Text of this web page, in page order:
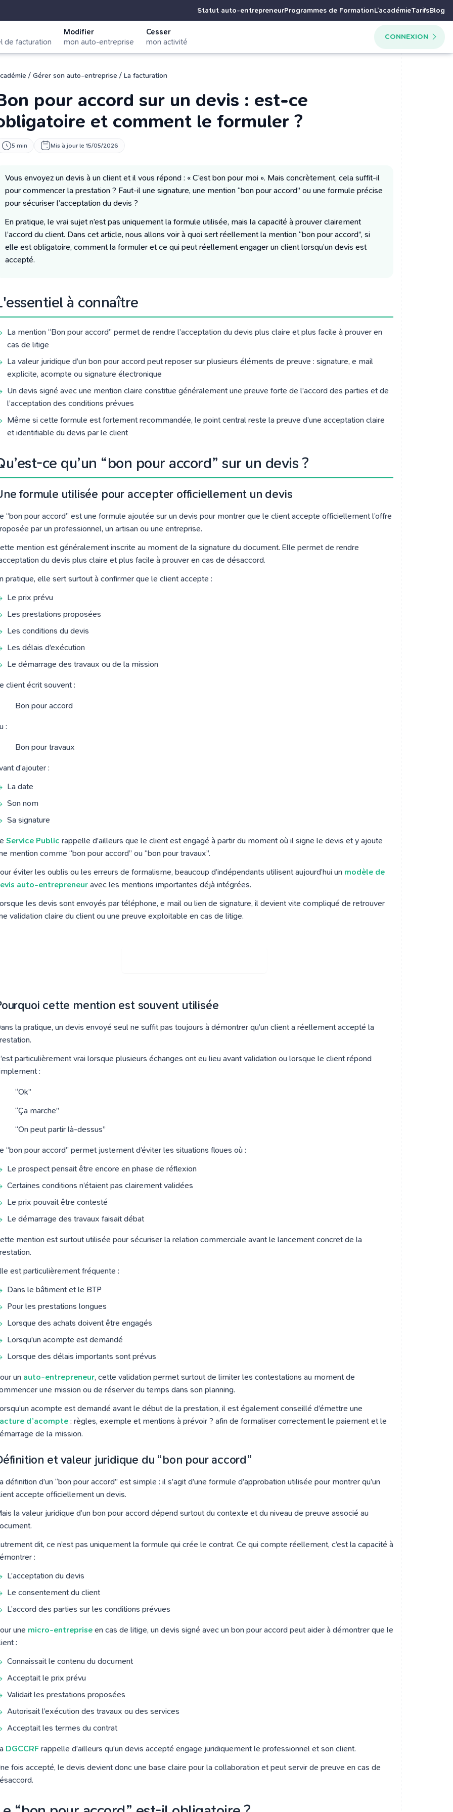
Statut auto-entrepreneurProgrammes de FormationL’académieTarifsBlog
de facturation
Modifier
mon auto-entreprise
Cesser
mon activité
CONNEXION
/ Gérer son auto-entreprise / La facturation
pour accord sur un devis : est-ce
et comment le formuler ?
5 min Mis à jour le 15/05/2026
Vous envoyez un devis à un client et il vous répond : « C’est bon pour moi ». Mais concrètement, cela suffit-il
pour commencer la prestation ? Faut-il une signature, une mention “bon pour accord” ou une formule précise
pour sécuriser l’acceptation du devis ?
En pratique, le vrai sujet n’est pas uniquement la formule utilisée, mais la capacité à prouver clairement
l’accord du client. Dans cet article, nous allons voir à quoi sert réellement la mention “bon pour accord”, si
elle est obligatoire, comment la formuler et ce qui peut réellement engager un client lorsqu’un devis est
accepté.
à connaître
La mention “Bon pour accord” permet de rendre l’acceptation du devis plus claire et plus facile à prouver en
cas de litige
La valeur juridique d’un bon pour accord peut reposer sur plusieurs éléments de preuve : signature, e mail
explicite, acompte ou signature électronique
Un devis signé avec une mention claire constitue généralement une preuve forte de l’accord des parties et de
l’acceptation des conditions prévues
Même si cette formule est fortement recommandée, le point central reste la preuve d’une acceptation claire
et identifiable du devis par le client
ce qu’un “bon pour accord” sur un devis ?
formule utilisée pour accepter officiellement un devis
“bon pour accord” est une formule ajoutée sur un devis pour montrer que le client accepte officiellement l’offre
par un professionnel, un artisan ou une entreprise.
mention est généralement inscrite au moment de la signature du document. Elle permet de rendre
du devis plus claire et plus facile à prouver en cas de désaccord.
pratique, elle sert surtout à confirmer que le client accepte :
Le prix prévu
Les prestations proposées
Les conditions du devis
Les délais d’exécution
Le démarrage des travaux ou de la mission
client écrit souvent :
Bon pour accord
:
Bon pour travaux
d’ajouter :
La date
Son nom
Sa signature
Service Public rappelle d’ailleurs que le client est engagé à partir du moment où il signe le devis et y ajoute
mention comme “bon pour accord” ou “bon pour travaux”.
éviter les oublis ou les erreurs de formalisme, beaucoup d’indépendants utilisent aujourd’hui un modèle de
auto-entrepreneur avec les mentions importantes déjà intégrées.
les devis sont envoyés par téléphone, e mail ou lien de signature, il devient vite compliqué de retrouver
validation claire du client ou une preuve exploitable en cas de litige.
cette mention est souvent utilisée
la pratique, un devis envoyé seul ne suffit pas toujours à démontrer qu’un client a réellement accepté la
particulièrement vrai lorsque plusieurs échanges ont eu lieu avant validation ou lorsque le client répond
:
“Ok”
“Ça marche”
“On peut partir là-dessus”
“bon pour accord” permet justement d’éviter les situations floues où :
Le prospect pensait être encore en phase de réflexion
Certaines conditions n’étaient pas clairement validées
Le prix pouvait être contesté
Le démarrage des travaux faisait débat
mention est surtout utilisée pour sécuriser la relation commerciale avant le lancement concret de la
est particulièrement fréquente :
Dans le bâtiment et le BTP
Pour les prestations longues
Lorsque des achats doivent être engagés
Lorsqu’un acompte est demandé
Lorsque des délais importants sont prévus
un auto-entrepreneur, cette validation permet surtout de limiter les contestations au moment de
une mission ou de réserver du temps dans son planning.
acompte est demandé avant le début de la prestation, il est également conseillé d’émettre une
d’acompte : règles, exemple et mentions à prévoir ? afin de formaliser correctement le paiement et le
de la mission.
et valeur juridique du “bon pour accord”
définition d’un “bon pour accord” est simple : il s’agit d’une formule d’approbation utilisée pour montrer qu’un
accepte officiellement un devis.
la valeur juridique d’un bon pour accord dépend surtout du contexte et du niveau de preuve associé au
dit, ce n’est pas uniquement la formule qui crée le contrat. Ce qui compte réellement, c’est la capacité à
:
L’acceptation du devis
Le consentement du client
L’accord des parties sur les conditions prévues
une micro-entreprise en cas de litige, un devis signé avec un bon pour accord peut aider à démontrer que le
:
Connaissait le contenu du document
Acceptait le prix prévu
Validait les prestations proposées
Autorisait l’exécution des travaux ou des services
Acceptait les termes du contrat
DGCCRF rappelle d’ailleurs qu’un devis accepté engage juridiquement le professionnel et son client.
fois accepté, le devis devient donc une base claire pour la collaboration et peut servir de preuve en cas de